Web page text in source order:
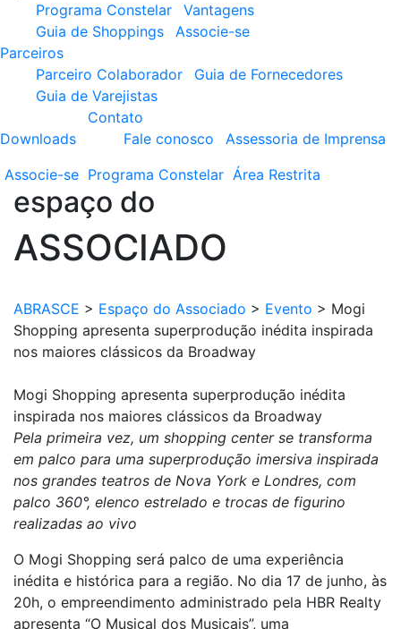
Programa Constelar
Vantagens
Guia de Shoppings
Associe-se
Parceiros
Parceiro Colaborador
Guia de Fornecedores
Guia de Varejistas
Downloads
Contato
Fale conosco
Assessoria de Imprensa
Associe-se Programa Constelar Área Restrita
espaço do
ASSOCIADO
ABRASCE > Espaço do Associado > Evento > Mogi
Shopping apresenta superprodução inédita inspirada
nos maiores clássicos da Broadway
Mogi Shopping apresenta superprodução inédita
inspirada nos maiores clássicos da Broadway
Pela primeira vez, um shopping center se transforma
em palco para uma superprodução imersiva inspirada
nos grandes teatros de Nova York e Londres, com
palco 360°, elenco estrelado e trocas de figurino
realizadas ao vivo
O Mogi Shopping será palco de uma experiência
inédita e histórica para a região. No dia 17 de junho, às
20h, o empreendimento administrado pela HBR Realty
apresenta “O Musical dos Musicais”, uma